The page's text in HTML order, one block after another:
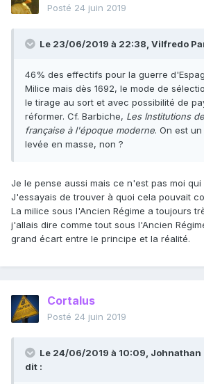
Posté 24 juin 2019
Le 23/06/2019 à 22:38, Vilfredo
46% des effectifs pour la guerre
Milice mais dès 1692, le mode de
le tirage au sort et avec possibilité de
réformer. Cf. Barbiche, Les Institutions
française à l'époque moderne. On est
levée en masse, non ?
Je le pense aussi mais ce n'est pas moi qui
J'essayais de trouver à quoi cela pouvait
La milice sous l'Ancien Régime a toujours
j'allais dire comme tout sous l'Ancien
grand écart entre le principe et la réalité.
Cortalus
Posté 24 juin 2019
Le 24/06/2019 à 10:09, Johnathan
dit :